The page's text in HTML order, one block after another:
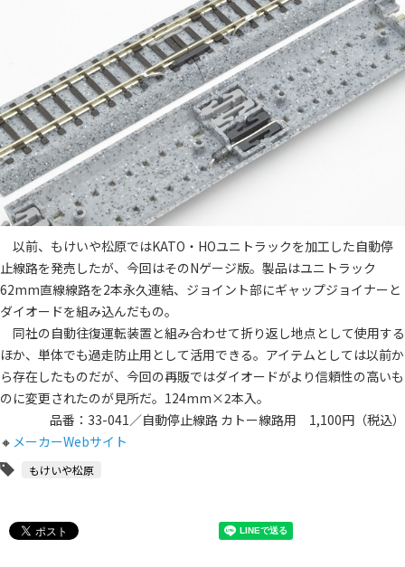
以前、もけいや松原ではKATO・HOユニトラックを加工した自動停
止線路を発売したが、今回はそのNゲージ版。製品はユニトラック
62mm直線線路を2本永久連結、ジョイント部にギャップジョイナーと
ダイオードを組み込んだもの。
同社の自動往復運転装置と組み合わせて折り返し地点として使用する
ほか、単体でも過走防止用として活用できる。アイテムとしては以前か
ら存在したものだが、今回の再販ではダイオードがより信頼性の高いも
のに変更されたのが見所だ。124mm×2本入。
品番：33-041／自動停止線路 カトー線路用 1,100円（税込）
🔸 メーカーWebサイト
もけいや松原